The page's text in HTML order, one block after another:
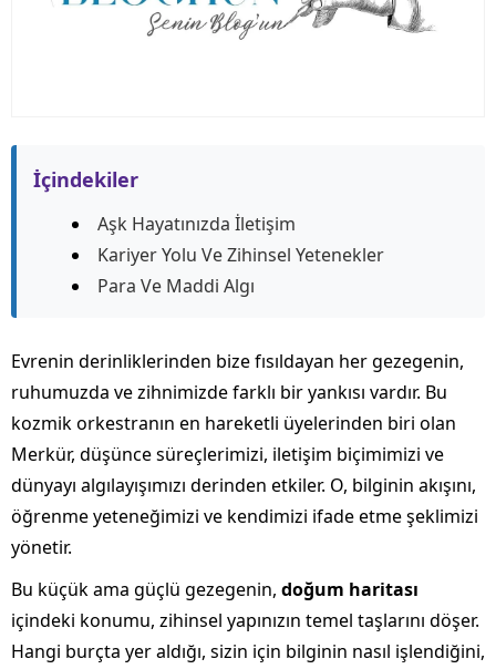
İçindekiler
Aşk Hayatınızda İletişim
Kariyer Yolu Ve Zihinsel Yetenekler
Para Ve Maddi Algı
Evrenin derinliklerinden bize fısıldayan her gezegenin,
ruhumuzda ve zihnimizde farklı bir yankısı vardır. Bu
kozmik orkestranın en hareketli üyelerinden biri olan
Merkür, düşünce süreçlerimizi, iletişim biçimimizi ve
dünyayı algılayışımızı derinden etkiler. O, bilginin akışını,
öğrenme yeteneğimizi ve kendimizi ifade etme şeklimizi
yönetir.
Bu küçük ama güçlü gezegenin, doğum haritası
içindeki konumu, zihinsel yapınızın temel taşlarını döşer.
Hangi burçta yer aldığı, sizin için bilginin nasıl işlendiğini,